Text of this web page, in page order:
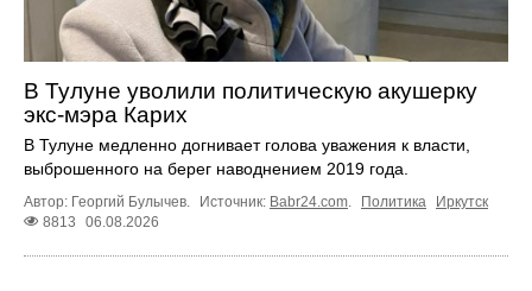
В Тулуне уволили политическую акушерку
экс-мэра Карих
В Тулуне медленно догнивает голова уважения к власти,
выброшенного на берег наводнением 2019 года.
Автор: Георгий Булычев. Источник: Babr24.com. Политика
Иркутск
8813
06.08.2026